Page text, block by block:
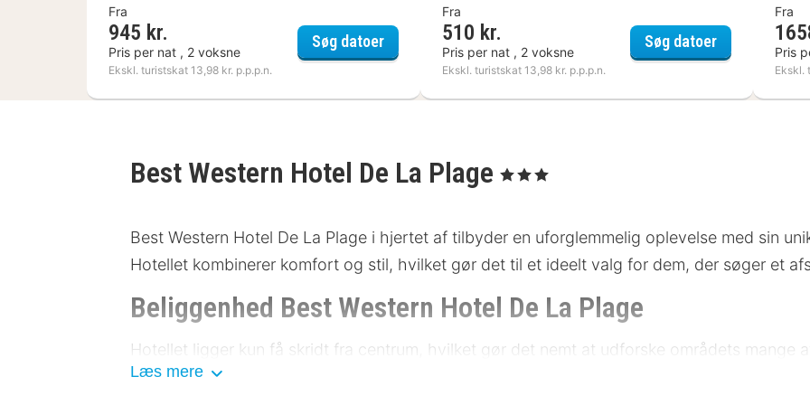
Fra
945 kr.
Pris per nat , 2 voksne
Ekskl. turistskat 13,98 kr. p.p.p.n.
Søg datoerHotel Ker Juliette
Fra
510 kr.
Pris per nat , 2 voksne
Ekskl. turistskat 13,98 kr. p.p.p.n.
Søg datoerB&B HOTEL
Fra
Pris
Ekskl.
Best Western Hotel De La Plage , 3 Stjerner
Best Western Hotel De La Plage i hjertet af tilbyder en uforglemmelig oplevelse med sin
Hotellet kombinerer komfort og stil, hvilket gør det til et ideelt valg for dem, der søger et
Beliggenhed Best Western Hotel De La Plage
Hotellet ligger kun få skridt fra centrum, hvilket gør det nemt at udforske områdets mange
eller tag en afslappet gåtur gennem de charmerende gader. Offentlig transport som bus
Læs mere